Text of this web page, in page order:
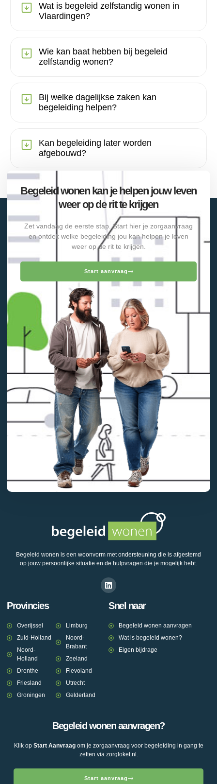
Wat is begeleid zelfstandig wonen in
Vlaardingen?
Wie kan baat hebben bij begeleid
zelfstandig wonen?
Bij welke dagelijkse zaken kan
begeleiding helpen?
Kan begeleiding later worden
afgebouwd?
Begeleid wonen kan je helpen jouw leven
weer op de rit te krijgen
Zet vandaag de eerste stap. Start hier je zorgaanvraag
en ontdek welke begeleiding jou kan helpen je leven
weer op de rit te krijgen.
Start aanvraag
Begeleid wonen is een woonvorm met ondersteuning die is afgestemd
op jouw persoonlijke situatie en de hulpvragen die je mogelijk hebt.
Provincies
Overijssel
Zuid-Holland
Noord-
Holland
Drenthe
Friesland
Groningen
Limburg
Noord-
Brabant
Zeeland
Flevoland
Utrecht
Gelderland
Snel naar
Begeleid wonen aanvragen
Wat is begeleid wonen?
Eigen bijdrage
Begeleid wonen aanvragen?
Klik op Start Aanvraagom je zorgaanvraag voor begeleiding in gang te
zetten via zorgloket.nl.
Start aanvraag